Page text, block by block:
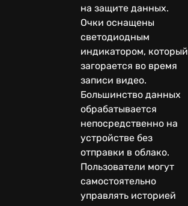
на защите данных.
Очки оснащены
светодиодным
индикатором, который
загорается во время
записи видео.
Большинство данных
обрабатывается
непосредственно на
устройстве без
отправки в облако.
Пользователи могут
самостоятельно
управлять историей